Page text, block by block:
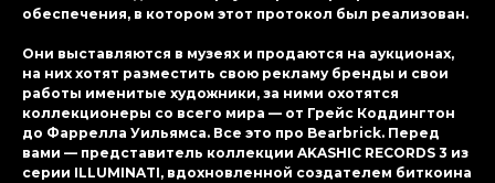
обеспечения, в котором этот протокол был реализован.
Они выставляются в музеях и продаются на аукционах,
на них хотят разместить свою рекламу бренды и свои
работы именитые художники, за ними охотятся
коллекционеры со всего мира — от Грейс Коддингтон
до Фаррелла Уильямса. Все это про Bearbrick. Перед
вами — представитель коллекции AKASHIC RECORDS 3 из
серии ILLUMINATI, вдохновленной создателем биткоина